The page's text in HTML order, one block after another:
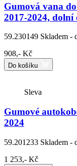
Gumová vana
2017-2024, dolní
59.230149 Skladem -
908,- Kč
Do košíku
Sleva
Gumové
2024
59.201233 Skladem -
1 253,- Kč